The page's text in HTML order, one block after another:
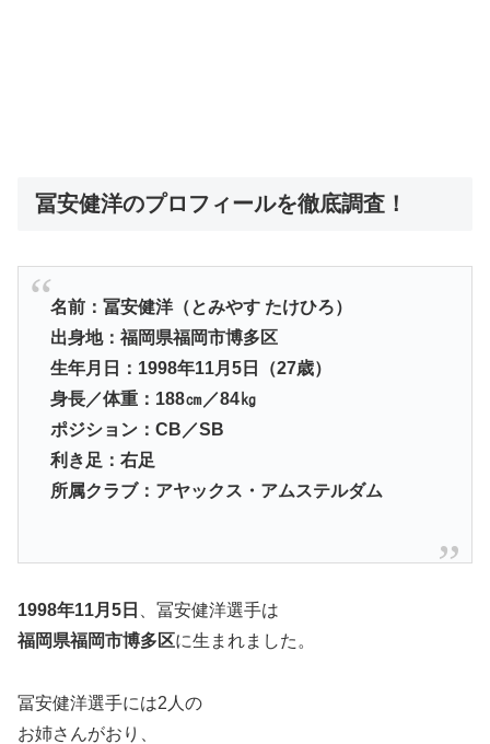
冨安健洋のプロフィールを徹底調査！
名前：冨安健洋（とみやす たけひろ）
出身地：福岡県福岡市博多区
生年月日：1998年11月5日（27歳）
身長／体重：188㎝／84㎏
ポジション：CB／SB
利き足：右足
所属クラブ：アヤックス・アムステルダム
1998年11月5日
、冨安健洋選手は
福岡県福岡市博多区に生まれました。
冨安健洋選手には2人の
お姉さんがおり、